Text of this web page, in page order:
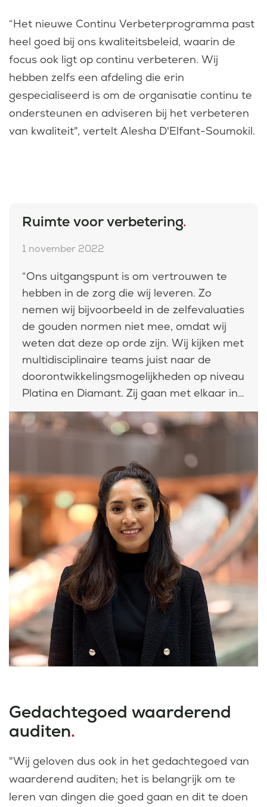
“Het nieuwe Continu Verbeterprogramma past
heel goed bij ons kwaliteitsbeleid, waarin de
focus ook ligt op continu verbeteren. Wij
hebben zelfs een afdeling die erin
gespecialiseerd is om de organisatie continu te
ondersteunen en adviseren bij het verbeteren
van kwaliteit", vertelt Alesha D'Elfant-Soumokil.
Ruimte voor verbetering.
1 november 2022
“Ons uitgangspunt is om vertrouwen te
hebben in de zorg die wij leveren. Zo
nemen wij bijvoorbeeld in de zelfevaluaties
de gouden normen niet mee, omdat wij
weten dat deze op orde zijn. Wij kijken met
multidisciplinaire teams juist naar de
doorontwikkelingsmogelijkheden op niveau
Platina en Diamant. Zij gaan met elkaar in
gesprek over wat goed gaat en waar
ruimte zit voor verbetering.”
Gedachtegoed waarderend
auditen.
"Wij geloven dus ook in het gedachtegoed van
waarderend auditen; het is belangrijk om te
leren van dingen die goed gaan en dit te doen